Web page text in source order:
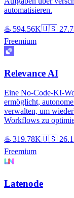
automatisieren.
♨️ 594.56K🇺🇸
Freemium
Relevance AI
Eine No-Code-KI-
ermöglicht,
verwalten, um
Workflows zu
♨️ 319.78K🇺🇸
Freemium
Latenode